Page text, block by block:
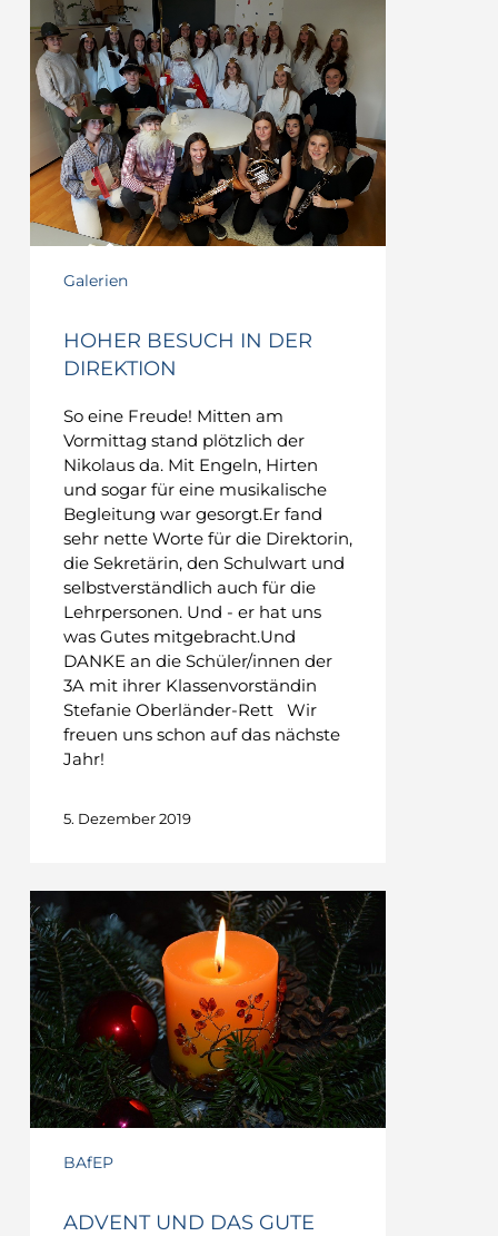
Galerien
HOHER BESUCH IN DER
DIREKTION
So eine Freude! Mitten am
Vormittag stand plötzlich der
Nikolaus da. Mit Engeln, Hirten
und sogar für eine musikalische
Begleitung war gesorgt.Er fand
sehr nette Worte für die Direktorin,
die Sekretärin, den Schulwart und
selbstverständlich auch für die
Lehrpersonen. Und - er hat uns
was Gutes mitgebracht.Und
DANKE an die Schüler/innen der
3A mit ihrer Klassenvorständin
Stefanie Oberländer-Rett Wir
freuen uns schon auf das nächste
Jahr!
5. Dezember 2019
BAfEP
ADVENT UND DAS GUTE